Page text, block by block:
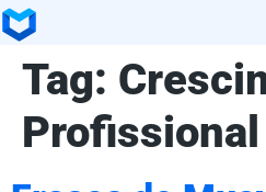
Tag:
Profissional